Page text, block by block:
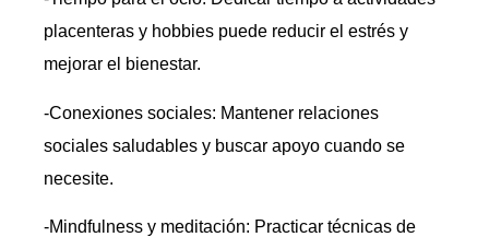
placenteras y hobbies puede reducir el estrés y
mejorar el bienestar.
-Conexiones sociales: Mantener relaciones
sociales saludables y buscar apoyo cuando se
necesite.
-Mindfulness y meditación: Practicar técnicas de